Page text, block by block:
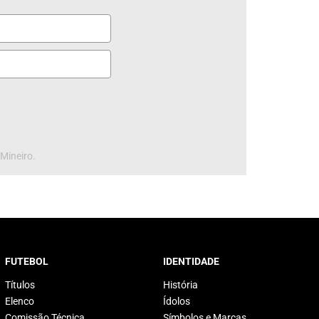
FUTEBOL
Títulos
Elenco
IDENTIDADE
História
Ídolos